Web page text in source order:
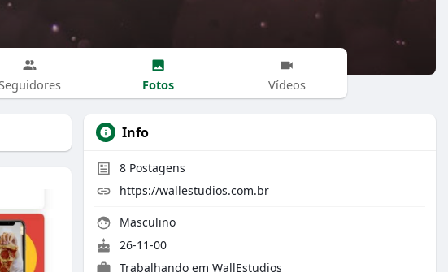
Fotos Vídeos
Info
8 Postagens
https://wallestudios.com.br
Masculino
26-11-00
Trabalhando em WallEstudios